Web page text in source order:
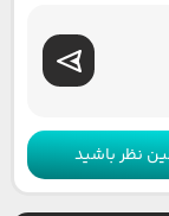
نظر باشید